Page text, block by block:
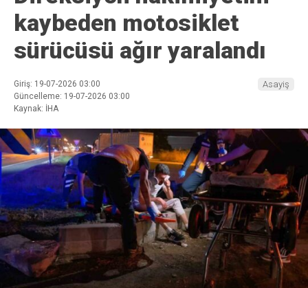
kaybeden motosiklet
sürücüsü ağır yaralandı
Giriş: 19-07-2026 03:00
Güncelleme: 19-07-2026 03:00
Kaynak: İHA
Asayiş